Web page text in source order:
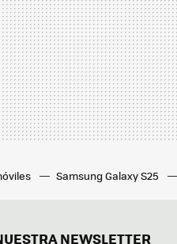
Samsung Galaxy S25
NEWSLETTER